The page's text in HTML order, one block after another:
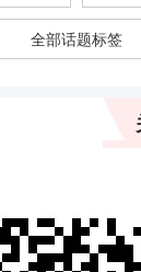
全部话题标签